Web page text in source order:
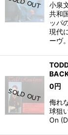
小泉
共和
ッパ
現代
ーヴ
0円
侮れ
球狙
On